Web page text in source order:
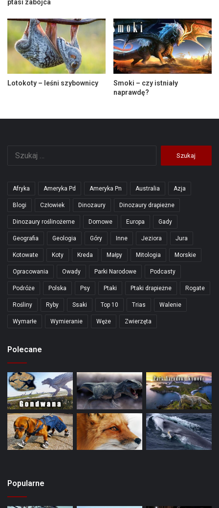
ptasi zabójca
Lotokoty – leśni szybownicy
Smoki – czy istniały
naprawdę?
Afryka Ameryka Pd Ameryka Pn Australia Azja
Blogi Człowiek Dinozaury Dinozaury drapieżne
Dinozaury roślinożerne Domowe Europa Gady
Geografia Geologia Góry Inne Jeziora Jura
Kotowate Koty Kreda Małpy Mitologia Morskie
Opracowania Owady Parki Narodowe Podcasty
Podróże Polska Psy Ptaki Ptaki drapieżne Rogate
Rośliny Ryby Ssaki Top 10 Trias Walenie
Wymarłe Wymieranie Węże Zwierzęta
Polecane
Popularne